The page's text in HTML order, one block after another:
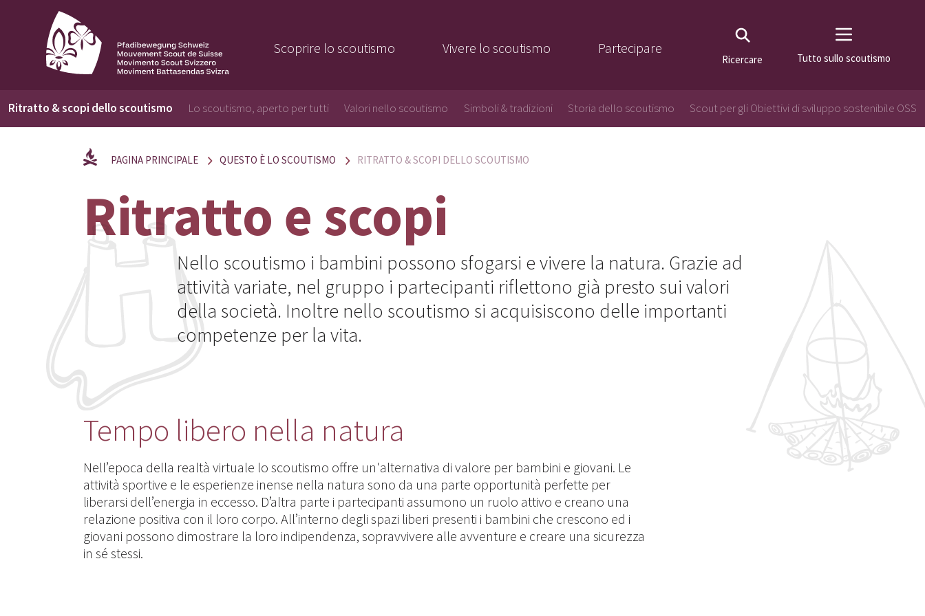
Scoprire lo scoutismo Vivere lo scoutismo Partecipare
Ricercare Tutto sullo scoutismo
Ritratto & scopi dello scoutismo Lo scoutismo, aperto per tutti Valori nello scoutismo Simboli & tradizioni Storia dello scoutismo Scout per gli Obiettivi di sviluppo sostenibile OSS
PAGINA PRINCIPALE QUESTO È LO SCOUTISMO RITRATTO & SCOPI DELLO SCOUTISMO
Ritratto e scopi
Nello scoutismo i bambini possono sfogarsi e vivere la natura. Grazie ad
attività variate, nel gruppo i partecipanti riflettono già presto sui valori
della società. Inoltre nello scoutismo si acquisiscono delle importanti
competenze per la vita.
Tempo libero nella natura
Nell’epoca della realtà virtuale lo scoutismo offre un'alternativa di valore per bambini e giovani. Le
attività sportive e le esperienze inense nella natura sono da una parte opportunità perfette per
liberarsi dell’energia in eccesso. D’altra parte i partecipanti assumono un ruolo attivo e creano una
relazione positiva con il loro corpo. All’interno degli spazi liberi presenti i bambini che crescono ed i
giovani possono dimostrare la loro indipendenza, sopravvivere alle avventure e creare una sicurezza
in sé stessi.